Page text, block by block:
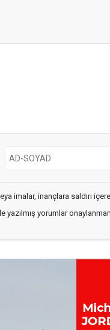
imalar, inançlara saldırı
yazılmış yorumlar